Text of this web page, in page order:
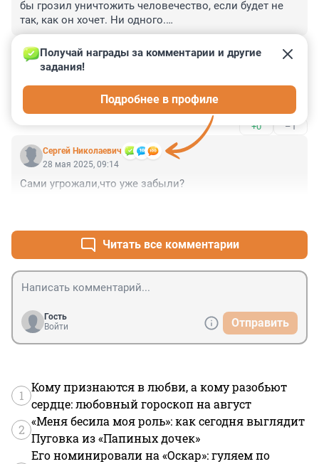
бы грозил уничтожить человечество, если будет не
так, как он хочет. Ни одного.
Есть только библейские евангелические сказания, в
основном от Иоанна Богослова, что на земле
появится Антихрист от Сатаны, который
чтобы уничтожить человечество.
Неужели сам Антихрист явился на землю?
–0
Гость
Дмитрий Анатольевич! Молодец! Молодец, Дорогой!
+0 –1
Cepгeй Николаевич
Получай награды за комментарии и другие
задания!
Подробнее в профиле
28 мая 2025, 09:14
Сами угрожали,что уже забыли?
Читать все комментарии
Гость
Войти
Отправить
1
Кому признаются в любви, а кому разобьют
сердце: любовный гороскоп на август
2
«Меня бесила моя роль»: как сегодня выглядит
Пуговка из «Папиных дочек»
Его номинировали на «Оскар»: гуляем по